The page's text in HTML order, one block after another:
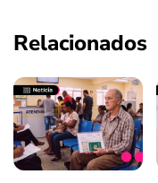
Relacionados